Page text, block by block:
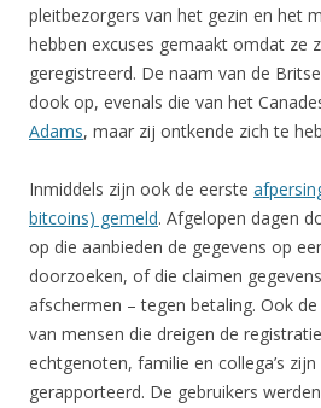
pleitbezorgers van het gezin en het
hebben excuses gemaakt omdat ze
geregistreerd. De naam van de
dook op, evenals die van het
Adams, maar zij ontkende zich te
Inmiddels zijn ook de eerste
bitcoins) gemeld. Afgelopen dagen
op die aanbieden de gegevens op
doorzoeken, of die claimen
afschermen – tegen betaling. Ook
van mensen die dreigen de
echtgenoten, familie en collega’s
gerapporteerd. De gebruikers